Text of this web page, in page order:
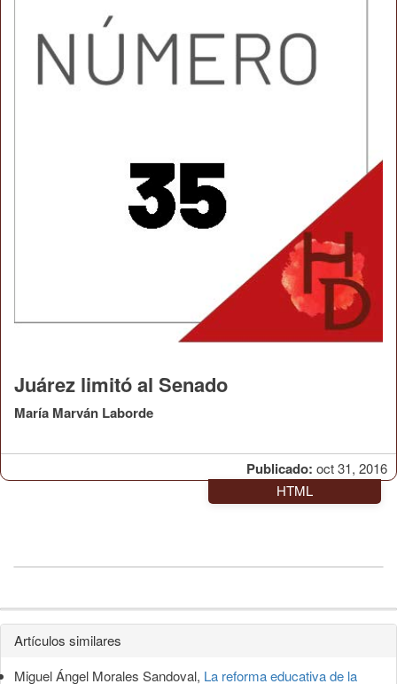
Publicado: oct 31, 2016
Juárez limitó al Senado
María Marván Laborde
HTML
Detalles
del
Artículos similares
Miguel Ángel Morales Sandoval, La reforma educativa de la